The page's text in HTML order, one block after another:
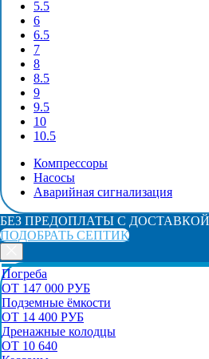
5.5
6
6.5
7
8
8.5
9
9.5
10
10.5
Компрессоры
Насосы
Аварийная сигнализация
БЕЗ ПРЕДОПЛАТЫ С
ПОДОБРАТЬ СЕПТИК
Погреба
ОТ 147 000 РУБ
Подземные ёмкости
ОТ 14 400 РУБ
Дренажные колодцы
ОТ 10 640